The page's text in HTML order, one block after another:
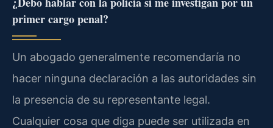
primer cargo penal?
Un abogado generalmente recomendaría no
hacer ninguna declaración a las autoridades sin
la presencia de su representante legal.
Cualquier cosa que diga puede ser utilizada en